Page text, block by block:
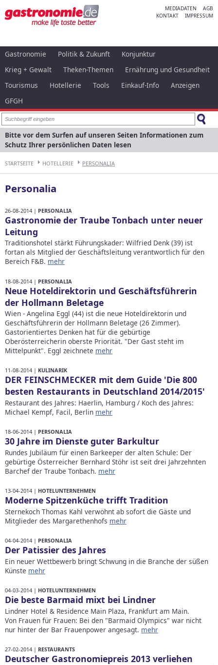
MEDIADATEN
AGB
KONTAKT
IMPRESSUM
Gastronomie Politik & Zukunft
Konjunktur
Krieg + Gewalt
Theken-Themen
Ernährung und Gesundheit
Tourismus
Hotellerie Tools Einkauf-Info
Anzeigen
GFGH
Bitte vor dem Surfen auf unseren Seiten Informationen zum
Schutz Ihrer persönlichen Daten lesen
STARTSEITE HOTELLERIE PERSONALIA
Personalia
26-08-2014 | PERSONALIA
Gastronomie der Traube Tonbach unter neuer
Leitung
Traditionshotel stärkt Führungskader: Wilfried Denk (39) ist
fortan als Mitglied der Geschäftsleitung verantwortlich für den
Bereich F&B. mehr
18-08-2014 | PERSONALIA
Neue Hoteldirektorin und Geschäftsführerin
der Hollmann Beletage
Wien - Angelina Eggl (44) ist die neue Hoteldirektorin und
Geschäftsführerin der Hollmann Beletage (26 Zimmer).
Gastorientiertes Denken hat für die gebürtige
Oberösterreicherin oberste Priorität. "Der Gast steht im
Mittelpunkt". Eggl zeichnete mehr
11-08-2014 | KULINARIK
DER FEINSCHMECKER mit dem Guide 'Die 800
besten Restaurants in Deutschland 2014/2015'
Restaurant des Jahres: Haerlin, Hamburg / Koch des Jahres:
Michael Kempf, Facil, Berlin mehr
18-06-2014 | PERSONALIA
30 Jahre im Dienste guter Barkultur
Rundes Jubiläum für einen Barkeeper der alten Schule: Der
gebürtige Österreicher Bernhard Stöhr ist seit drei Jahrzehnten
Barchef der Traube Tonbach. mehr
13-04-2014 | HOTELUNTERNEHMEN
Moderne Spitzenküche trifft Tradition
Sternekoch Thomas Kahl verwöhnt ab sofort die Gäste und
Mitglieder des Margarethenhofs mehr
04-04-2014 | PERSONALIA
Der Patissier des Jahres
Ein neuer Wettbewerb bringt Schwung in die Branche der süßen
Künste mehr
04-03-2014 | HOTELUNTERNEHMEN
Die beste Barmaid mixt bei Lindner
Lindner Hotel & Residence Main Plaza, Frankfurt am Main.
Von Frauen für Frauen: Bei den "Barmaid Olympics" war nicht
nur hinter der Bar Frauenpower angesagt. mehr
27-02-2014 | RESTAURANTS
Deutscher Gastronomiepreis 2013 verliehen